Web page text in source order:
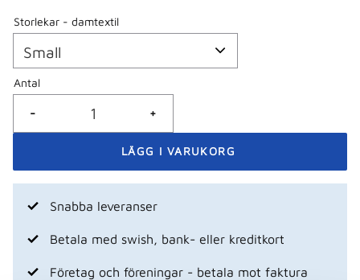
Storlekar - damtextil
Antal
+
-
Snabba leveranser
Betala med swish, bank- eller kreditkort
Företag och föreningar - betala mot faktura